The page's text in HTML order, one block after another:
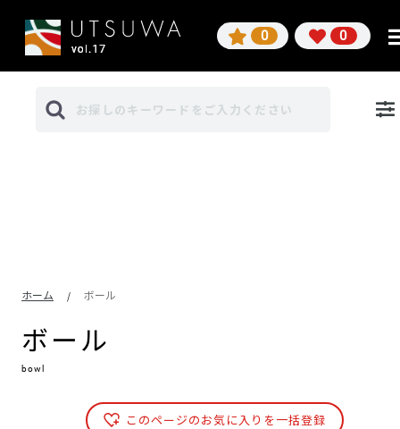
0 0
ホーム / ボール
ボール
bowl
このページのお気に入りを一括登録